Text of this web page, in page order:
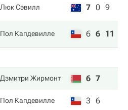
Люк Сэвилл 7 0 9
Пол Капдевилле 6 6 11
Дзмитри Жирмонт 6 7
Пол Капдевилле 3 6